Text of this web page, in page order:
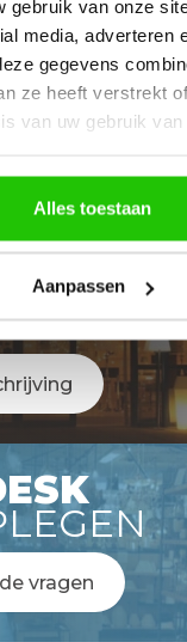
gebruik van onze
media, adverteren
gegevens
ze heeft verstrekt
van uw gebruik
Alles toestaan
Aanpassen
vragen